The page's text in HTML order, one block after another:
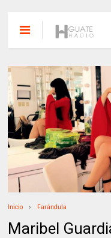
Inicio Farándula
Maribel